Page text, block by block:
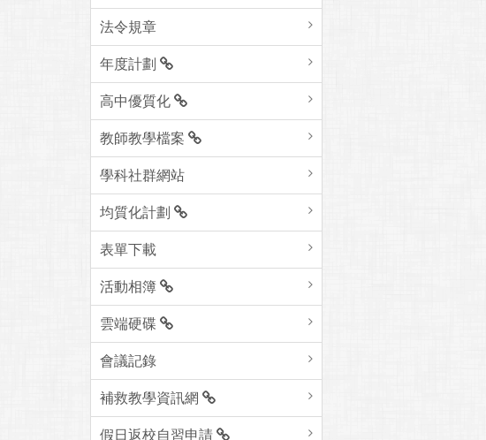
法令規章
年度計劃
高中優質化
教師教學檔案
學科社群網站
均質化計劃
表單下載
活動相簿
雲端硬碟
會議記錄
補救教學資訊網
假日返校自習申請